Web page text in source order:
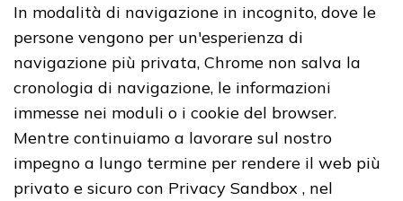
In modalità di navigazione in incognito, dove le
persone vengono per un'esperienza di
navigazione più privata, Chrome non salva la
cronologia di navigazione, le informazioni
immesse nei moduli o i cookie del browser.
Mentre continuiamo a lavorare sul nostro
impegno a lungo termine per rendere il web più
privato e sicuro con Privacy Sandbox , nel